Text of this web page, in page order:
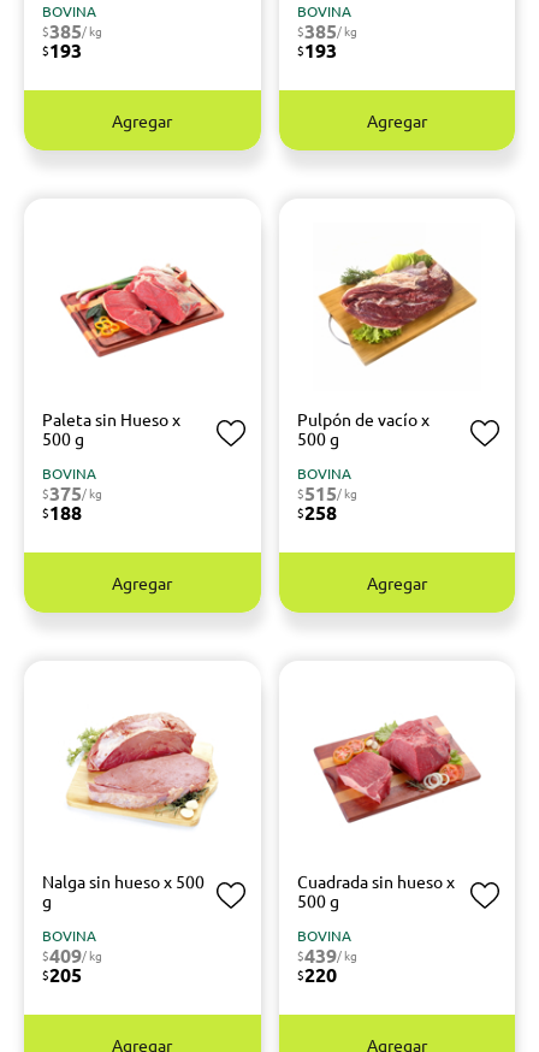
BOVINA
$385/ kg
$193
Agregar
BOVINA
$385/ kg
$193
Agregar
Paleta sin Hueso x
500 g
BOVINA
$375/ kg
$188
Agregar
Pulpón de vacío x
500 g
BOVINA
$515/ kg
$258
Agregar
Nalga sin hueso x 500
g
BOVINA
$409/ kg
$205
Agregar
Cuadrada sin hueso x
500 g
BOVINA
$439/ kg
$220
Agregar